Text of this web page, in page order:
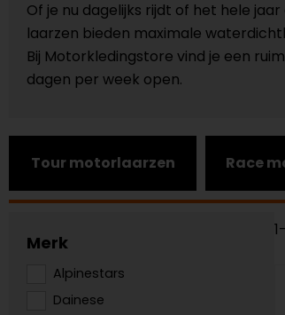
Of je nu dagelijks rijdt of het hele
laarzen bieden maximale
Bij Motorkledingstore vind je een
dagen per week open.
Tour motorlaarzen Race
Merk
Alpinestars
Dainese